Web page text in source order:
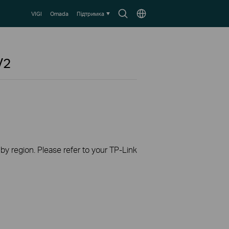
ПошукОберіть
VIGI Omada Підтримка
region. Please refer to your TP-Link